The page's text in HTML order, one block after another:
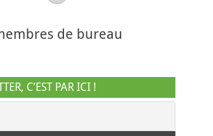
de bureau
C’EST PAR ICI !